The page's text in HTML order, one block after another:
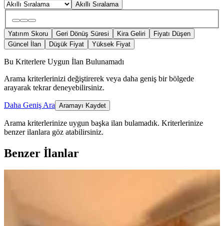
Akıllı Sıralama
Yatırım Skoru Geri Dönüş Süresi Kira Geliri
Fiyatı Düşen
Güncel İlan
Düşük Fiyat Yüksek Fiyat
Bu Kriterlere Uygun İlan Bulunamadı
Arama kriterlerinizi değiştirerek veya daha geniş bir bölgede
arayarak tekrar deneyebilirsiniz.
Daha Geniş Ara Aramayı Kaydet
Arama kriterlerinize uygun başka ilan bulamadık. Kriterlerinize
benzer ilanlara göz atabilirsiniz.
Benzer İlanlar
Seyrek 85. Yıl Cumhuriyet'te Satılık
Menemen, 85.yıl Cumhuriyet Mahallesi